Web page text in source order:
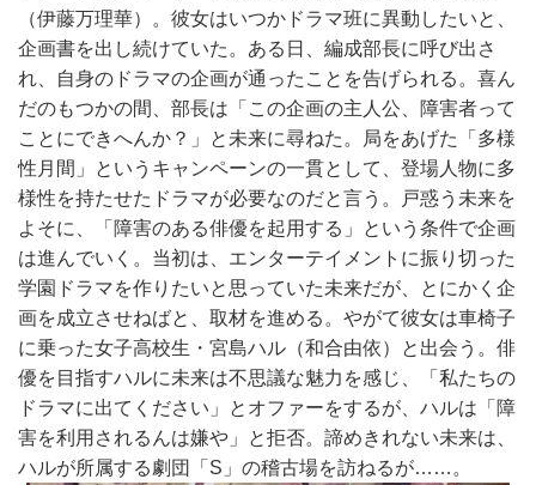
（伊藤万理華）。彼女はいつかドラマ班に異動したいと、
企画書を出し続けていた。ある日、編成部長に呼び出さ
れ、自身のドラマの企画が通ったことを告げられる。喜ん
だのもつかの間、部長は「この企画の主人公、障害者って
ことにできへんか？」と未来に尋ねた。局をあげた「多様
性月間」というキャンペーンの一貫として、登場人物に多
様性を持たせたドラマが必要なのだと言う。戸惑う未来を
よそに、「障害のある俳優を起用する」という条件で企画
は進んでいく。当初は、エンターテイメントに振り切った
学園ドラマを作りたいと思っていた未来だが、とにかく企
画を成立させねばと、取材を進める。やがて彼女は車椅子
に乗った女子高校生・宮島ハル（和合由依）と出会う。俳
優を目指すハルに未来は不思議な魅力を感じ、「私たちの
ドラマに出てください」とオファーをするが、ハルは「障
害を利用されるんは嫌や」と拒否。諦めきれない未来は、
ハルが所属する劇団「S」の稽古場を訪ねるが……。